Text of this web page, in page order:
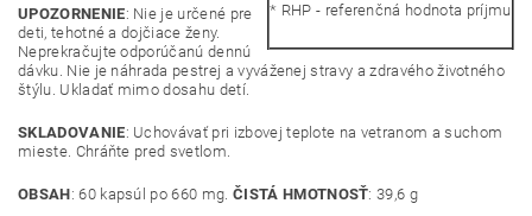
* RHP - referenčná hodnota príjmu
UPOZORNENIE: Nie je určené pre
deti, tehotné a dojčiace ženy.
Neprekračujte odporúčanú dennú
dávku. Nie je náhrada pestrej a vyváženej stravy a zdravého životného
štýlu. Ukladať mimo dosahu detí.
SKLADOVANIE: Uchovávať pri izbovej teplote na vetranom a suchom
mieste. Chráňte pred svetlom.
OBSAH: 60 kapsúl po 660 mg. ČISTÁ HMOTNOSŤ: 39,6 g